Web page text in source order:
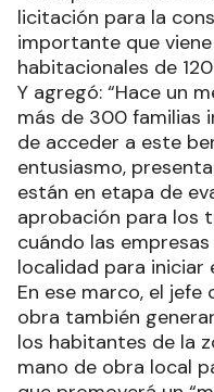
licitación para la
importante que
habitacionales de
Y agregó: “Hace un
más de 300 familias
de acceder a este
entusiasmo,
están en etapa de
aprobación para los
cuándo las
localidad para iniciar
En ese marco, el jefe
obra también
los habitantes de la
mano de obra local